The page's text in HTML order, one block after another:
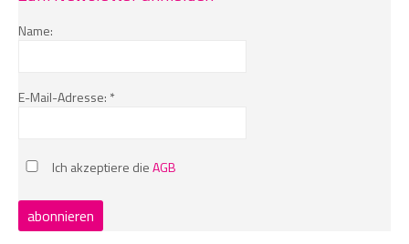
Name:
E-Mail-Adresse: *
Ich akzeptiere dieAGB